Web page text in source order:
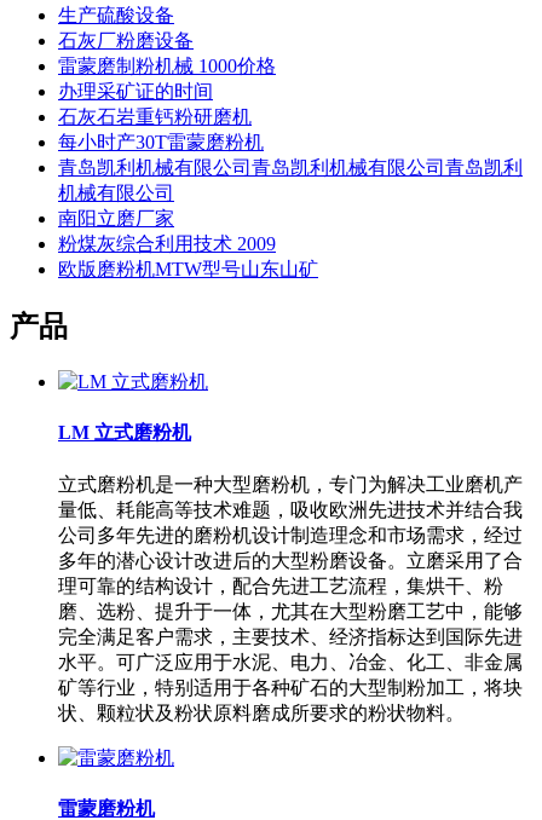
生产硫酸设备
石灰厂粉磨设备
雷蒙磨制粉机械 1000价格
办理采矿证的时间
石灰石岩重钙粉研磨机
每小时产30T雷蒙磨粉机
青岛凯利机械有限公司青岛凯利机械有限公司青岛凯利
机械有限公司
南阳立磨厂家
粉煤灰综合利用技术 2009
欧版磨粉机MTW型号山东山矿
产品
LM 立式磨粉机
立式磨粉机是一种大型磨粉机，专门为解决工业磨机产
量低、耗能高等技术难题，吸收欧洲先进技术并结合我
公司多年先进的磨粉机设计制造理念和市场需求，经过
多年的潜心设计改进后的大型粉磨设备。立磨采用了合
理可靠的结构设计，配合先进工艺流程，集烘干、粉
磨、选粉、提升于一体，尤其在大型粉磨工艺中，能够
完全满足客户需求，主要技术、经济指标达到国际先进
水平。可广泛应用于水泥、电力、冶金、化工、非金属
矿等行业，特别适用于各种矿石的大型制粉加工，将块
状、颗粒状及粉状原料磨成所要求的粉状物料。
雷蒙磨粉机